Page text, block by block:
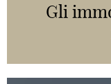
Gli